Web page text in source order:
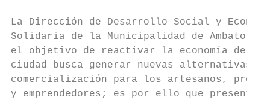
La Dirección de Desarrollo Social y
Solidaria de la Municipalidad de Ambato,
el objetivo de reactivar la economía de la
ciudad busca generar nuevas alternativas de
comercialización para los artesanos,
y emprendedores; es por ello que